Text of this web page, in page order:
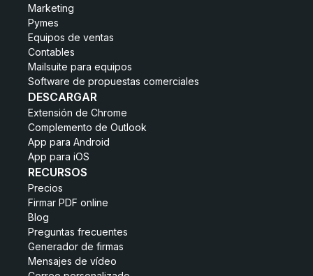
Marketing
Pymes
Equipos de ventas
Contables
Mailsuite para equipos
Software de propuestas comerciales
DESCARGAR
Extensión de Chrome
Complemento de Outlook
App para Android
App para iOS
RECURSOS
Precios
Firmar PDF online
Blog
Preguntas frecuentes
Generador de firmas
Mensajes de vídeo